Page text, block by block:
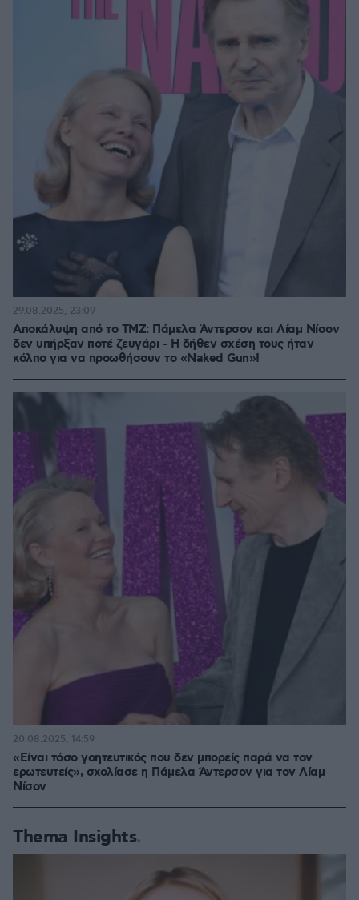
Αποκάλυψη από το ΤΜΖ: Πάμελα Άντερσον και Λίαμ Νίσον
δεν υπήρξαν ποτέ ζευγάρι - Η δήθεν σχέση τους ήταν
κόλπο για να προωθήσουν το «Naked Gun»!
29.08.2025, 23:09
«Είναι τόσο γοητευτικός που δεν μπορείς παρά να τον
ερωτευτείς», σχολίασε η Πάμελα Άντερσον για τον Λίαμ
Νίσον
20.08.2025, 14:59
Thema Insights